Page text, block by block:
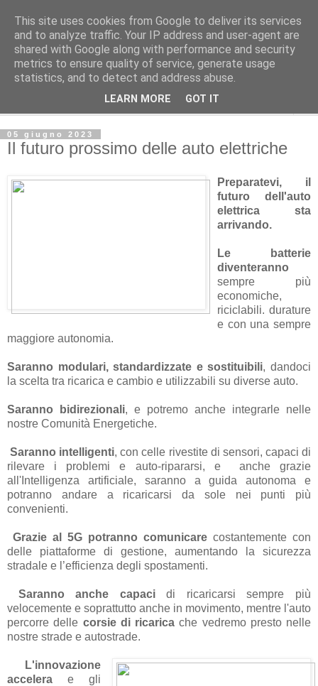
05 giugno 2023
Il futuro prossimo delle auto elettriche
Preparatevi, il
futuro dell'auto
elettrica sta
arrivando.
Le batterie
diventeranno
sempre più
economiche,
riciclabili. durature
e con una sempre
maggiore autonomia.
Saranno modulari, standardizzate e sostituibili, dandoci
la scelta tra ricarica e cambio e utilizzabili su diverse auto.
Saranno bidirezionali, e potremo anche integrarle nelle
nostre Comunità Energetiche.
Saranno intelligenti, con celle rivestite di sensori, capaci di
rilevare i problemi e auto-ripararsi, e anche grazie
all'Intelligenza artificiale, saranno a guida autonoma e
potranno andare a ricaricarsi da sole nei punti più
convenienti.
Grazie al 5G potranno comunicare costantemente con
delle piattaforme di gestione, aumentando la sicurezza
stradale e l’efficienza degli spostamenti.
Saranno anche capacidi ricaricarsi sempre più
velocemente e soprattutto anche in movimento, mentre l'auto
percorre delle corsie di ricarica che vedremo presto nelle
nostre strade e autostrade.
L'innovazione
accelerae gli
This site uses cookies from Google to deliver its services
and to analyze traffic. Your IP address and user-agent are
shared with Google along with performance and security
metrics to ensure quality of service, generate usage
statistics, and to detect and address abuse.
LEARN MORE GOT IT